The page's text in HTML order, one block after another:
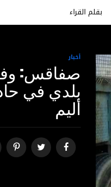
بقلم القراء
أخبار
صفاقس:
بلدي في
أليم